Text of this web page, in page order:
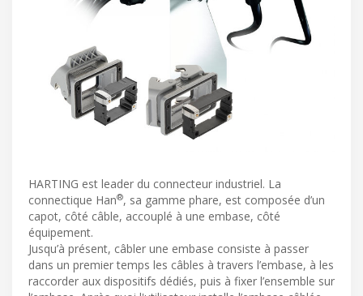
HARTING est leader du connecteur industriel. La
connectique Han®, sa gamme phare, est composée d’un
capot, côté câble, accouplé à une embase, côté
équipement.
Jusqu’à présent, câbler une embase consiste à passer
dans un premier temps les câbles à travers l’embase, à les
raccorder aux dispositifs dédiés, puis à fixer l’ensemble sur